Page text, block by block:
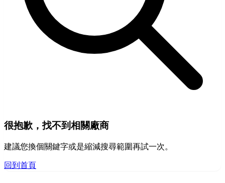
很抱歉，找不到相關廠商
建議您換個關鍵字或是縮減搜尋範圍再試一次。
回到首頁